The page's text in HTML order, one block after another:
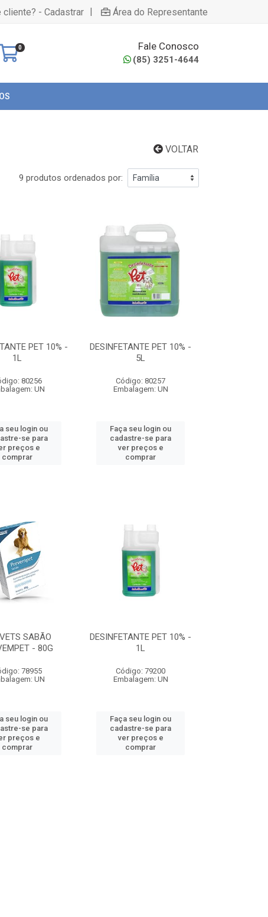
cliente? - Cadastrar | Área do Representante
0 Fale Conosco
(85) 3251-4644
VOLTAR
9 produtos ordenados por:
PET 10% -
1L
80256
UN
seu login ou
se para
preços e
comprar
DESINFETANTE PET 10% -
5L
Código: 80257
Embalagem: UN
Faça seu login ou
cadastre-se para
ver preços e
comprar
SABÃO
- 80G
78955
UN
seu login ou
se para
preços e
comprar
DESINFETANTE PET 10% -
1L
Código: 79200
Embalagem: UN
Faça seu login ou
cadastre-se para
ver preços e
comprar